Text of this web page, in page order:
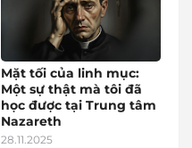
Mặt tối của linh mục:
Một sự thật mà tôi đã
học được tại Trung tâm
Nazareth
28.11.2025